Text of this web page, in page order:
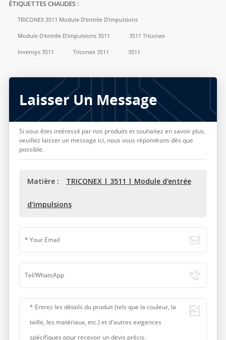
ÉTIQUETTES CHAUDES :
TRICONEX 3511 Module D'entrée D'impulsions
Module D'entrée D'impulsions 3511 3511 Triconex
Invensys 3511 Triconex 3511 3511
Laisser Un Message
Si vous êtes intéressé par nos produits et souhaitez en savoir plus,
veuillez laisser un message ici, nous vous répondrons dès que
possible.
Matière : TRICONEX | 3511 | Module d'entrée
d'impulsions